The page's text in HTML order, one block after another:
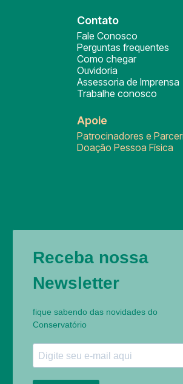
Contato
Fale Conosco
Perguntas frequentes
Como chegar
Ouvidoria
Assessoria de Imprensa
Trabalhe conosco
Apoie
Patrocinadores e
Doação Pessoa Física